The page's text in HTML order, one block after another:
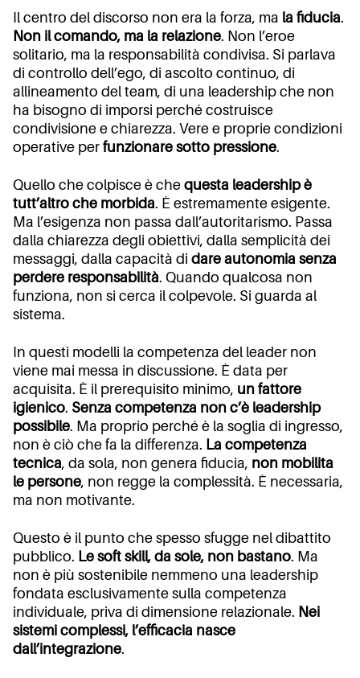
Il centro del discorso non era la forza, ma la fiducia.
Non il comando, ma la relazione. Non l’eroe
solitario, ma la responsabilità condivisa. Si parlava
di controllo dell’ego, di ascolto continuo, di
allineamento del team, di una leadership che non
ha bisogno di imporsi perché costruisce
condivisione e chiarezza. Vere e proprie condizioni
operative per funzionare sotto pressione.
Quello che colpisce è che questa leadership è
tutt’altro che morbida. È estremamente esigente.
Ma l’esigenza non passa dall’autoritarismo. Passa
dalla chiarezza degli obiettivi, dalla semplicità dei
messaggi, dalla capacità di dare autonomia senza
perdere responsabilità. Quando qualcosa non
funziona, non si cerca il colpevole. Si guarda al
sistema.
In questi modelli la competenza del leader non
viene mai messa in discussione. È data per
acquisita. È il prerequisito minimo, un fattore
igienico. Senza competenza non c’è leadership
possibile. Ma proprio perché è la soglia di ingresso,
non è ciò che fa la differenza. La competenza
tecnica, da sola, non genera fiducia, non mobilita
le persone, non regge la complessità. È necessaria,
ma non motivante.
Questo è il punto che spesso sfugge nel dibattito
pubblico. Le soft skill, da sole, non bastano. Ma
non è più sostenibile nemmeno una leadership
fondata esclusivamente sulla competenza
individuale, priva di dimensione relazionale. Nei
sistemi complessi, l’efficacia nasce
dall’integrazione.